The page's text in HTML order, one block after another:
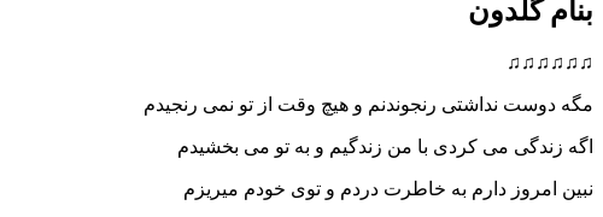
بنام گلدون
♫♫♫♫♫♫
مگه دوست نداشتی رنجوندنم و هیچ وقت از تو نمی رنجیدم
اگه زندگی می کردی با من زندگیم و به تو می بخشیدم
نبین امروز دارم به خاطرت دردم و توی خودم میریزم